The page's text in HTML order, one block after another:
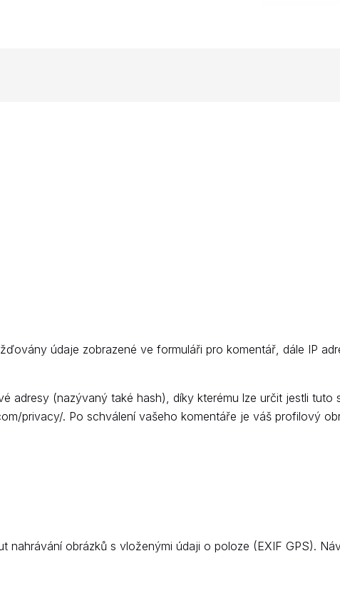
údaje zobrazené ve formuláři pro komentář, dále IP
(nazývaný také hash), díky kterému lze určit jestli tuto
privacy/. Po schválení vašeho komentáře je váš profilový
obrázků s vloženými údaji o poloze (EXIF GPS).